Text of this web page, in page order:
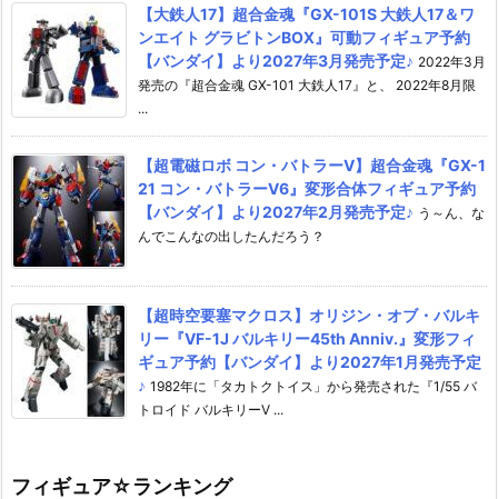
【大鉄人17】超合金魂『GX-101S 大鉄人17＆ワ
ンエイト グラビトンBOX』可動フィギュア予約
【バンダイ】より2027年3月発売予定♪ 2022年3月
発売の『超合金魂 GX-101 大鉄人17』と、 2022年8月限
...
【超電磁ロボ コン・バトラーV】超合金魂『GX-1
21 コン・バトラーV6』変形合体フィギュア予約
【バンダイ】より2027年2月発売予定♪ う～ん、な
んでこんなの出したんだろう？
【超時空要塞マクロス】オリジン・オブ・バルキ
リー『VF-1J バルキリー45th Anniv.』変形フィ
ギュア予約【バンダイ】より2027年1月発売予定
♪ 1982年に「タカトクトイス」から発売された『1/55 バ
トロイド バルキリーV ...
フィギュア☆ランキング